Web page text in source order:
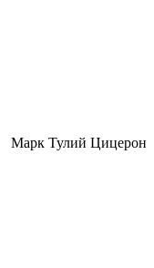
Марк Тулий Цицерон